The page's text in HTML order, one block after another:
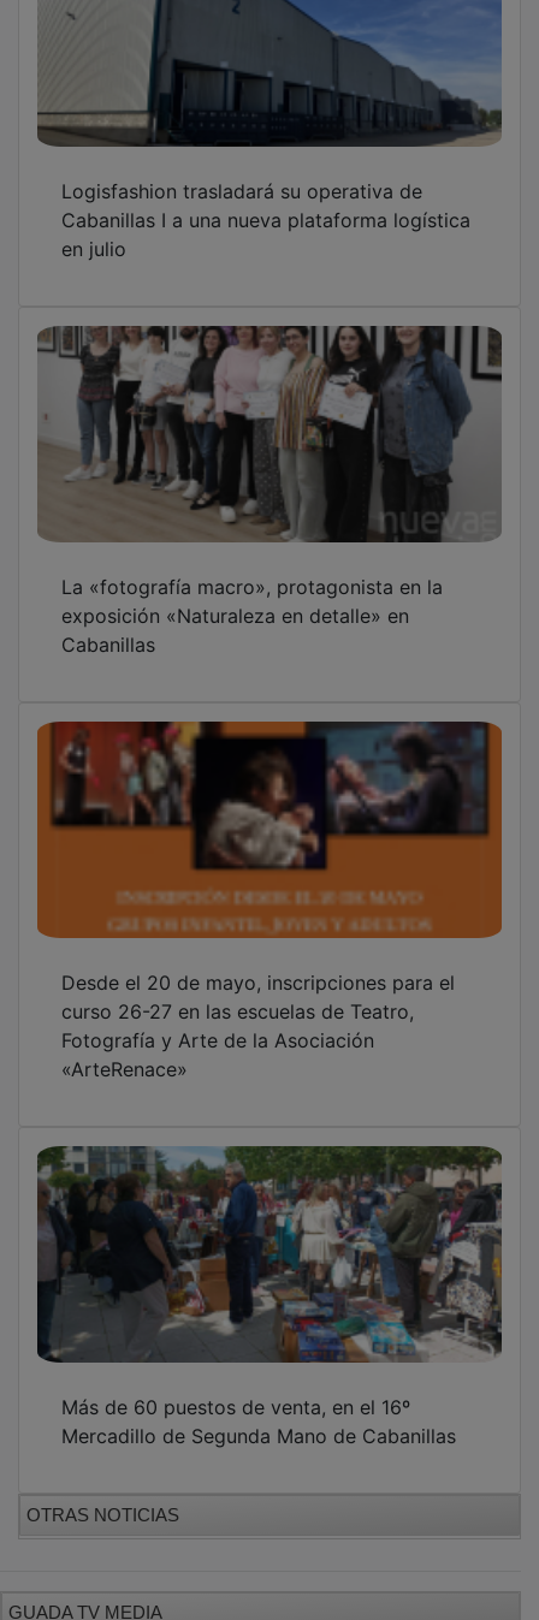
La «fotografía macro», protagonista en la
exposición «Naturaleza en detalle» en
Cabanillas
Desde el 20 de mayo, inscripciones para el
curso 26-27 en las escuelas de Teatro,
Fotografía y Arte de la Asociación
Más de 60 puestos de venta, en el 16º
Mercadillo de Segunda Mano de Cabanillas
PUBLICIDAD